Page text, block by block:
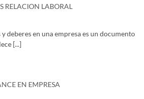
RELACION LABORAL
deberes en una empresa es un documento
[...]
EN EMPRESA